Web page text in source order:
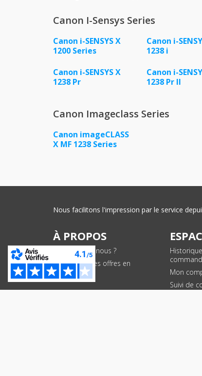
Canon I-Sensys Series
Canon i-SENSYS X
1200 Series
Canon i-
1238 i
Canon i-SENSYS X
1238 Pr
Canon i-
1238 Pr II
Canon Imageclass Series
Canon imageCLASS
X MF 1238 Series
Nous facilitons l'impression par le service
À PROPOS
Qui sommes-nous ?
Conditions des offres en
cours
Mon
Suivi de